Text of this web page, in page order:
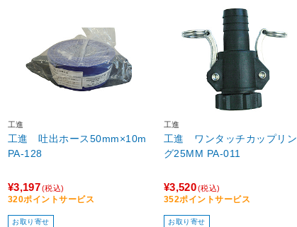
工進
工進 吐出ホース50mm×10m
PA-128
¥3,197(税込)
320ポイントサービス
お取り寄せ
工進
工進 ワンタッチカップリン
グ25MM PA-011
¥3,520(税込)
352ポイントサービス
お取り寄せ